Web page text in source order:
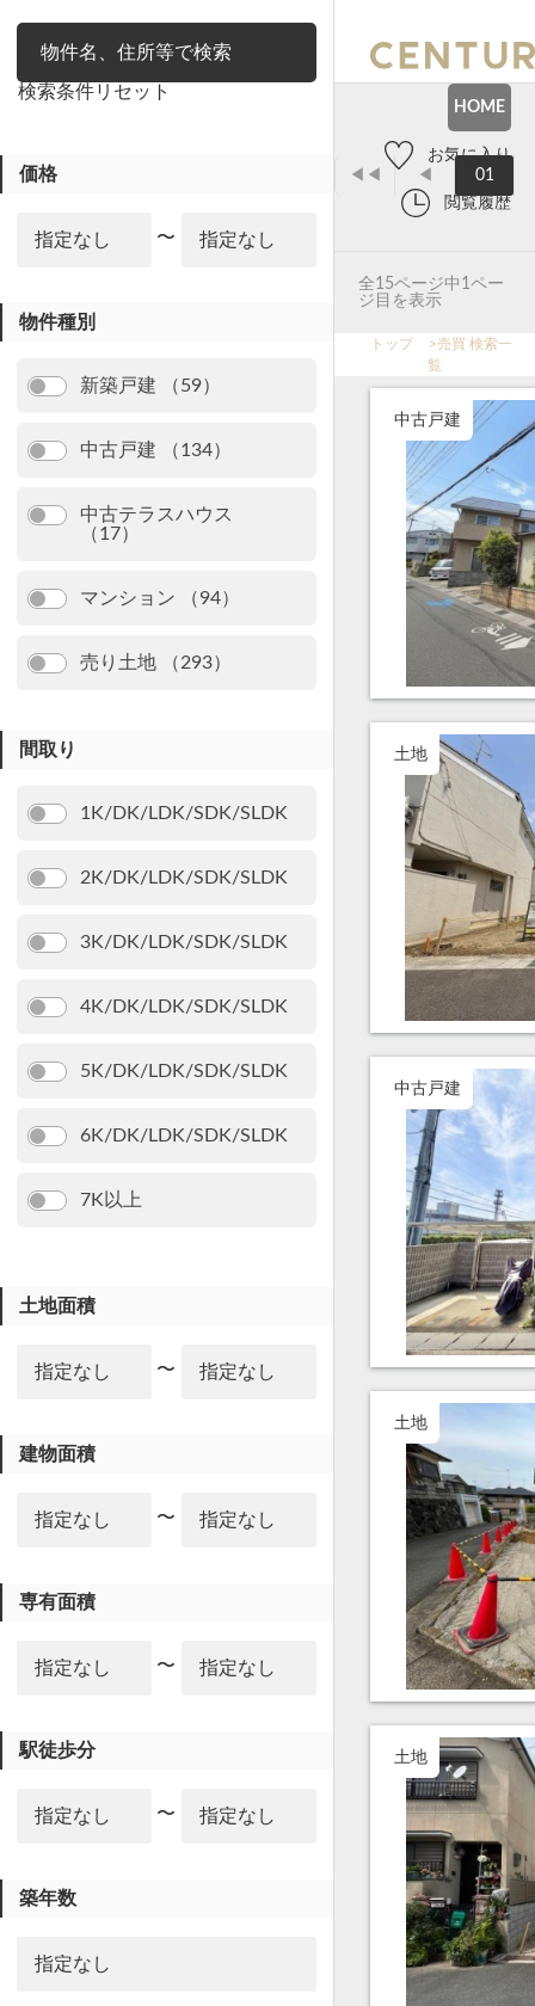
検索条件リセット
価格
〜
物件種別
新築戸建 （59）
中古戸建 （134）
中古テラスハウス
（17）
マンション （94）
売り土地 （293）
間取り
1K/DK/LDK/SDK/SLDK
2K/DK/LDK/SDK/SLDK
3K/DK/LDK/SDK/SLDK
4K/DK/LDK/SDK/SLDK
5K/DK/LDK/SDK/SLDK
6K/DK/LDK/SDK/SLDK
7K以上
土地面積
〜
建物面積
〜
専有面積
〜
駅徒歩分
〜
築年数
HOME
お気に入り
閲覧履歴
◀◀ ◀ 01
全15ページ中1ペー
ジ目を表示
トップ >売買 検索一
覧
中古戸建
土地
中古戸建
土地
土地